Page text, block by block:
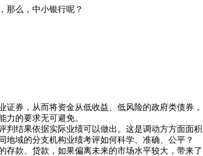
么，中小银行呢？
券，从而将资金从低收益、低风险的政府类债券，
的要求无可避免。
结果依据实际业绩可以做出。这是调动方方面面积
域的分支机构业绩考评如何科学、准确、公平？
款、贷款，如果偏离未来的市场水平较大，带来了